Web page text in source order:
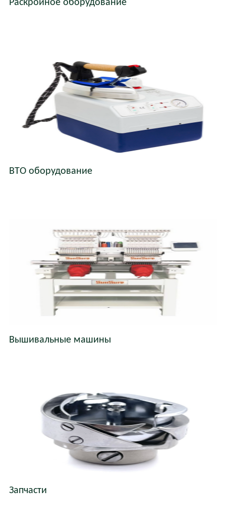
Раскройное оборудование
ВТО оборудование
Вышивальные машины
Запчасти